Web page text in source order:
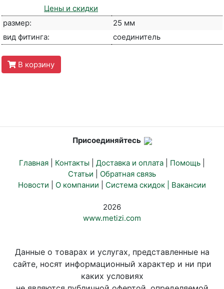
Цены и скидки
размер:
25 мм
вид фитинга:
соединитель
В корзину
Присоединяйтесь
Главная Контакты Доставка и оплата Помощь
Статьи
Обратная связь
Новости
О компании Система скидок | Вакансии
2026
www.metizi.com
Данные о товарах и услугах, представленные на
сайте, носят информационный характер и ни при
каких условиях